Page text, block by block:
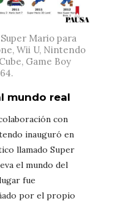
Mario para
Wii U, Nintendo
Game Boy
mundo real
con
inauguró en
llamado Super
el mundo del
fue
por el propio